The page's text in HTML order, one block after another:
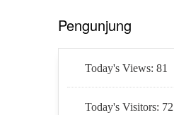
Pengunjung
Today's Views: 81
Today's Visitors: 72